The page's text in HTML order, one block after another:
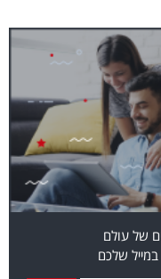
של עולם
שלכם